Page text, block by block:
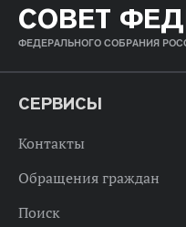
СОВЕТ
ФЕДЕРАЛЬНОГО СОБРАНИЯ
СЕРВИСЫ
Контакты
Обращения граждан
Поиск